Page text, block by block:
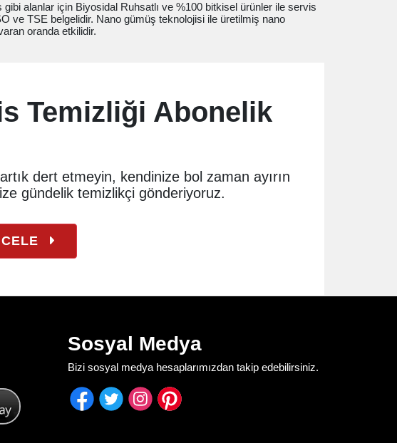
gibi alanlar için Biyosidal Ruhsatlı ve %100 bitkisel ürünler ile servis
ve TSE belgelidir. Nano gümüş teknolojisi ile üretilmiş nano
oranda etkilidir.
Temizliği Abonelik
dert etmeyin, kendinize bol zaman ayırın
gündelik temizlikçi gönderiyoruz.
Sosyal Medya
Bizi sosyal medya hesaplarımızdan takip edebilirsiniz.